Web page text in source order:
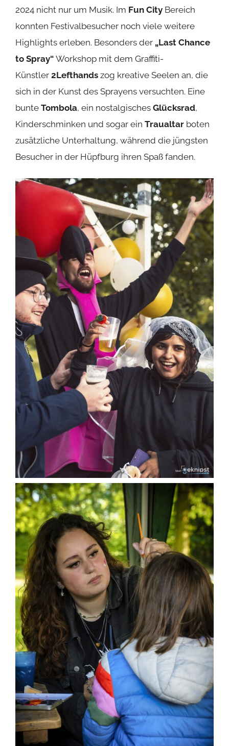
2024 nicht nur um Musik. Im Fun City Bereich
konnten Festivalbesucher noch viele weitere
Highlights erleben. Besonders der „Last Chance
to Spray“ Workshop mit dem Graffiti-
Künstler 2Lefthands zog kreative Seelen an, die
sich in der Kunst des Sprayens versuchten. Eine
bunte Tombola, ein nostalgisches Glücksrad,
Kinderschminken und sogar ein Traualtar boten
zusätzliche Unterhaltung, während die jüngsten
Besucher in der Hüpfburg ihren Spaß fanden.